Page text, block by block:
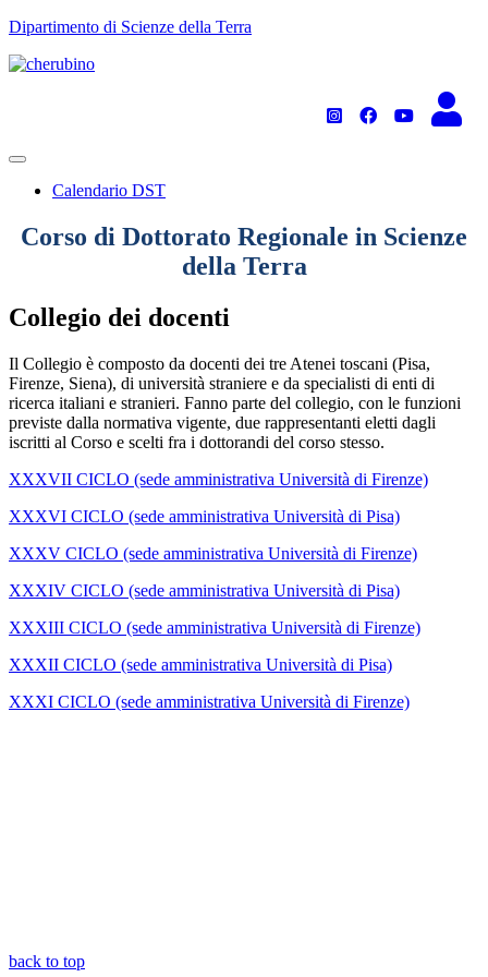
TPL_UNIPI_SKIP_TO_CONTENT
Dipartimento di Scienze della Terra
Calendario DST
Corso di Dottorato Regionale in Scienze
della Terra
Collegio dei docenti
Il Collegio è composto da docenti dei tre Atenei toscani (Pisa,
Firenze, Siena), di università straniere e da specialisti di enti di
ricerca italiani e stranieri. Fanno parte del collegio, con le funzioni
previste dalla normativa vigente, due rappresentanti eletti dagli
iscritti al Corso e scelti fra i dottorandi del corso stesso.
XXXVII CICLO (sede amministrativa Università di Firenze)
XXXVI CICLO (sede amministrativa Università di Pisa)
XXXV CICLO (sede amministrativa Università di Firenze)
XXXIV CICLO (sede amministrativa Università di Pisa)
XXXIII CICLO (sede amministrativa Università di Firenze)
XXXII CICLO (sede amministrativa Università di Pisa)
XXXI CICLO (sede amministrativa Università di Firenze)
back to top